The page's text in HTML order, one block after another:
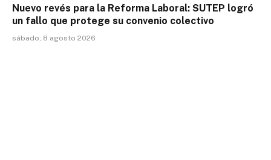
Nuevo revés para la Reforma Laboral: SUTEP logró
un fallo que protege su convenio colectivo
sábado, 8 agosto 2026